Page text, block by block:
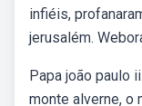
infiéis,
jerusalém.
Papa joão paulo
monte alverne, o